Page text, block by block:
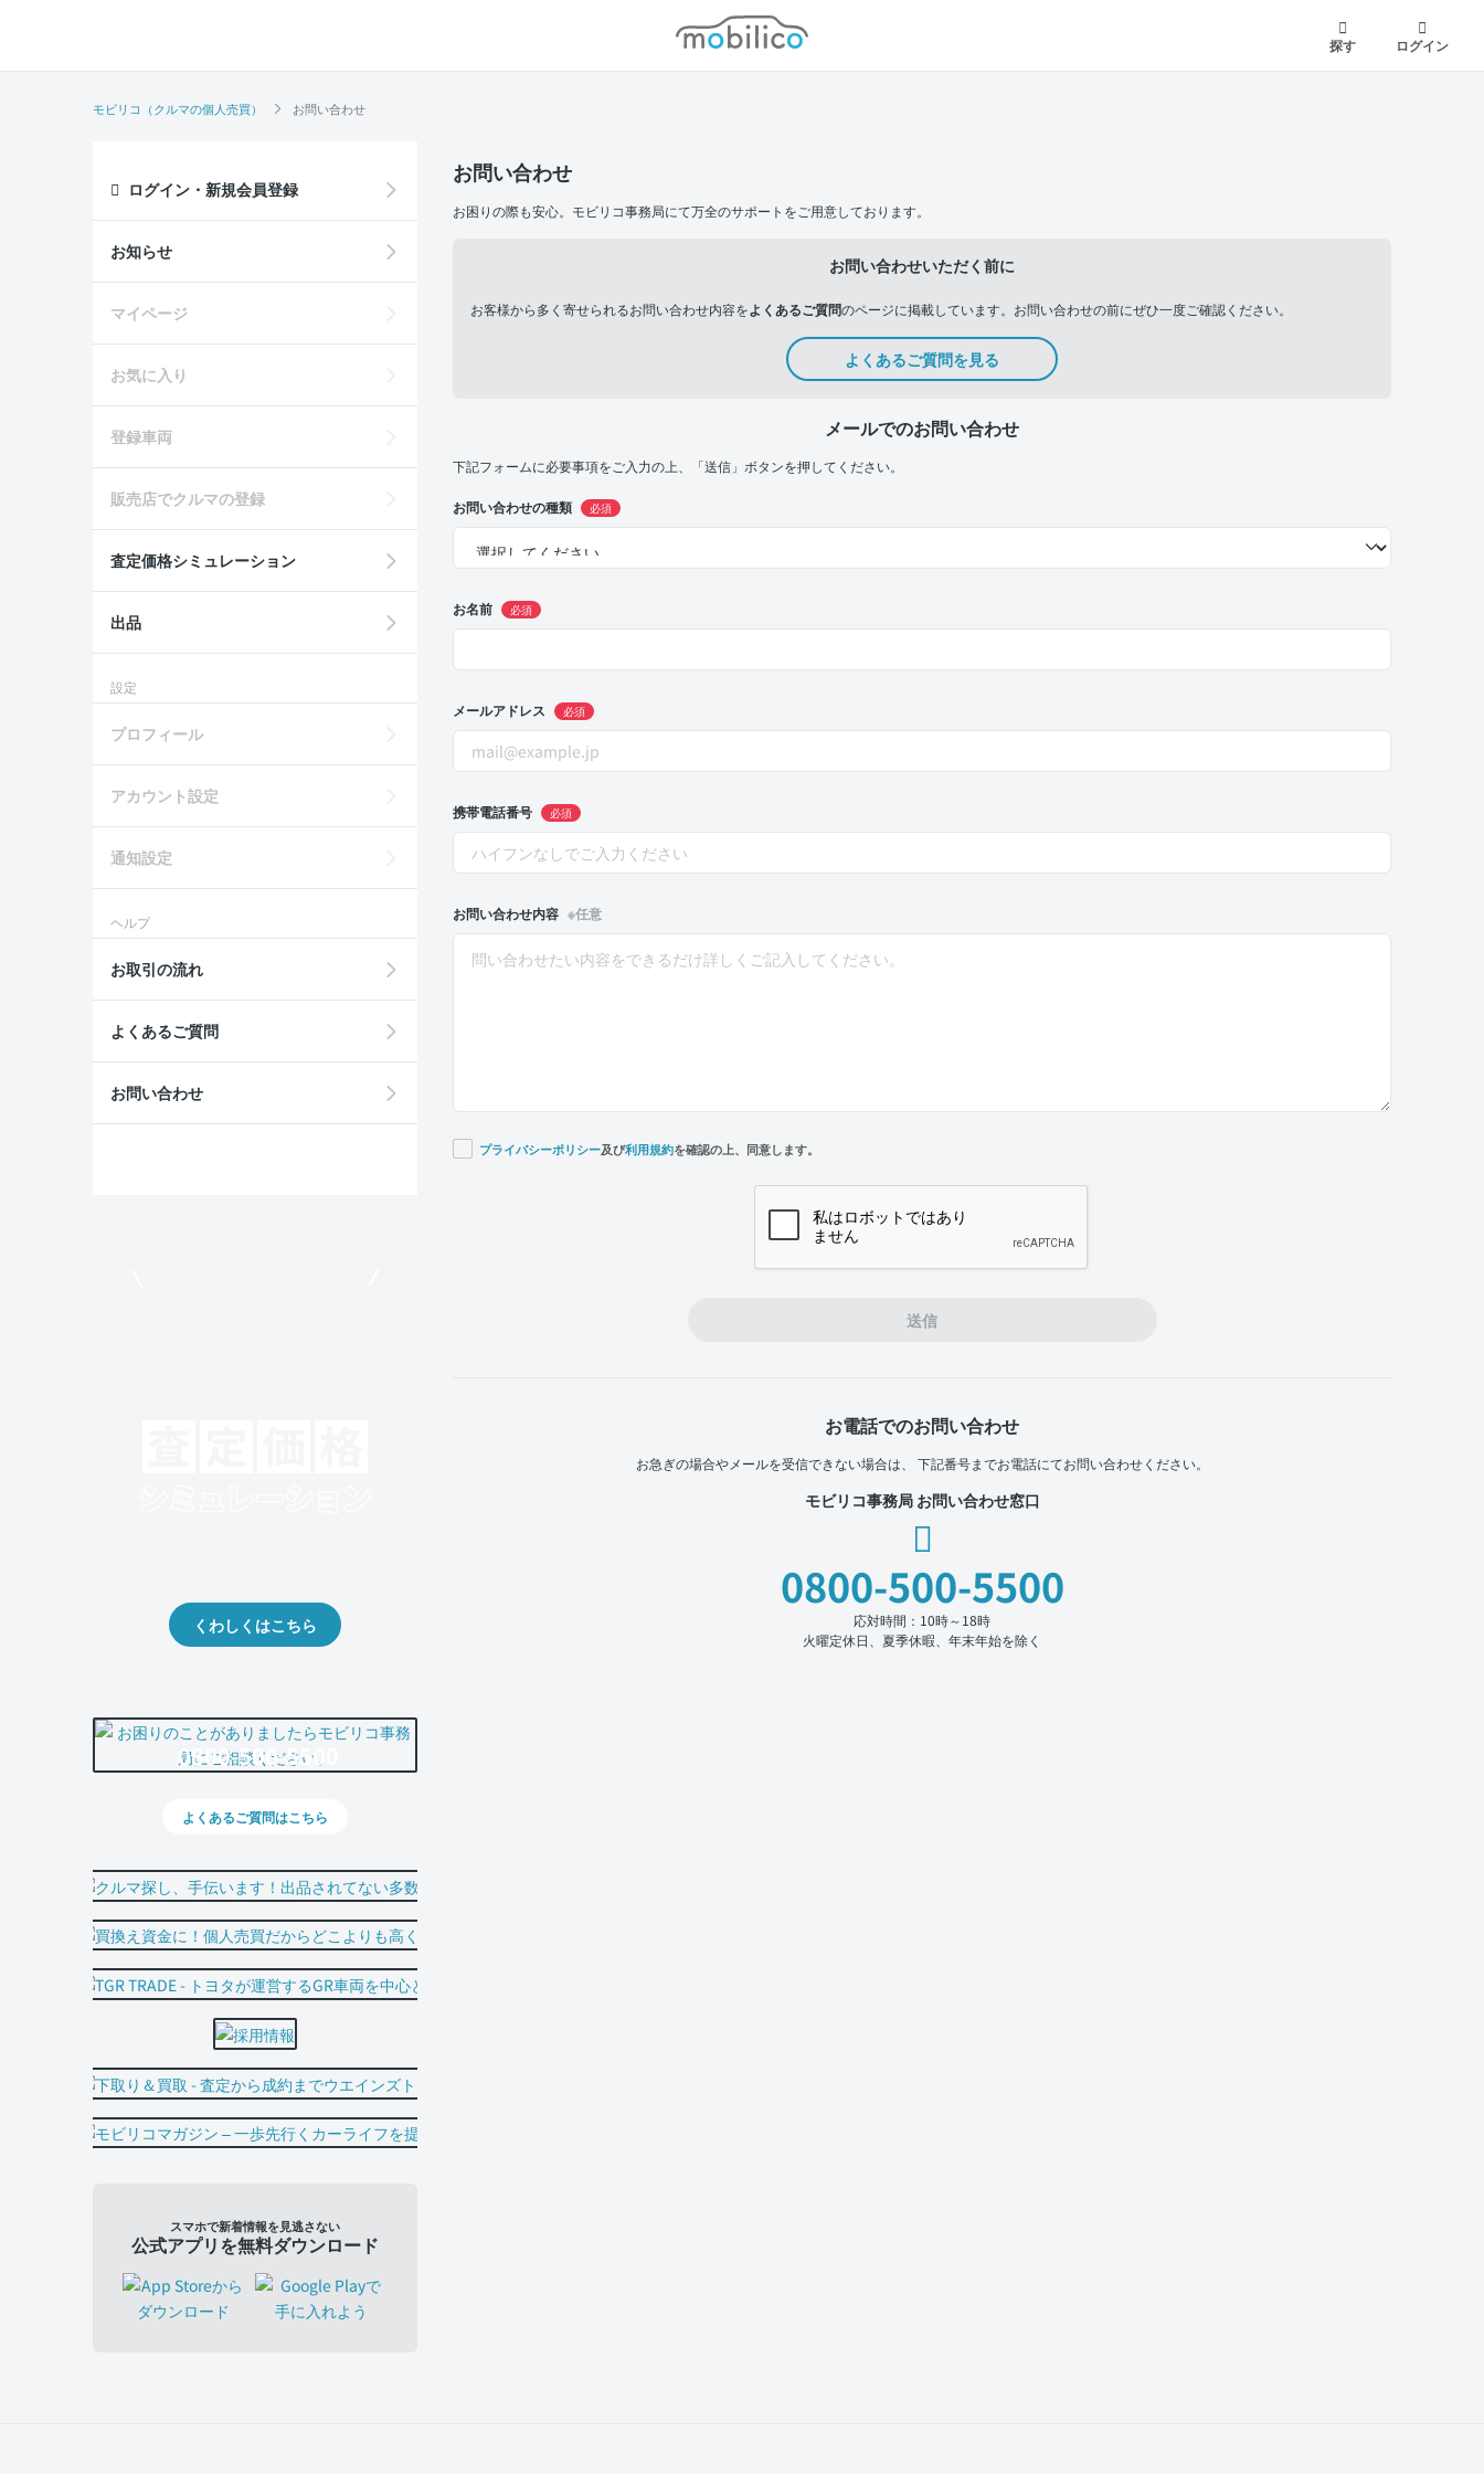
モビリコ
探す
ログイン
モビリコ（クルマの個人売買） お問い合わせ
お問い合わせ
お困りの際も安心。モビリコ事務局にて万全のサポートをご用意しております。
お問い合わせいただく前に
お客様から多く寄せられるお問い合わせ内容をよくあるご質問のページに掲載しています。お問い合わせの前にぜひ一度ご確認ください。
よくあるご質問を見る
メールでのお問い合わせ
下記フォームに必要事項をご入力の上、「送信」ボタンを押してください。
お問い合わせの種類 必須
お名前 必須
メールアドレス 必須
携帯電話番号 必須
お問い合わせ内容 ※任意
プライバシーポリシー及び利用規約を確認の上、同意します。
送信
お電話でのお問い合わせ
お急ぎの場合やメールを受信できない場合は、 下記番号までお電話にてお問い合わせください。
モビリコ事務局 お問い合わせ窓口
0800-500-5500
応対時間：10時～18時
火曜定休日、夏季休暇、年末年始を除く
ログイン・新規会員登録
お知らせ
マイページ
お気に入り
登録車両
販売店でクルマの登録
査定価格シミュレーション
出品
設定
プロフィール
アカウント設定
通知設定
ヘルプ
お取引の流れ
よくあるご質問
お問い合わせ
くわしくはこちら
0800-500-5500
よくあるご質問はこちら
スマホで新着情報を見逃さない
公式アプリを無料ダウンロード